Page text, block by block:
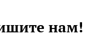
нам!